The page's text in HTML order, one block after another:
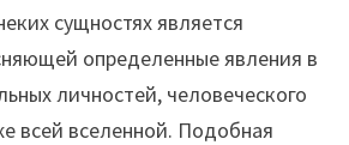
сущностях является
определенные явления в
личностей, человеческого
всей вселенной. Подобная